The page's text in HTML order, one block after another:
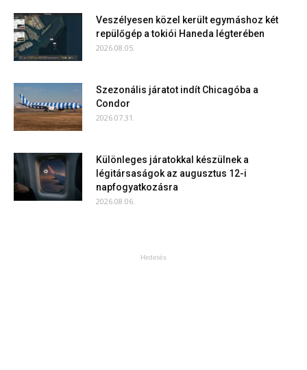
Veszélyesen közel került egymáshoz két
repülőgép a tokiói Haneda légterében
2026.08.05.
Szezonális járatot indít Chicagóba a
Condor
2026.07.31.
Különleges járatokkal készülnek a
légitársaságok az augusztus 12-i
napfogyatkozásra
2026.08.06.
Hirdetés